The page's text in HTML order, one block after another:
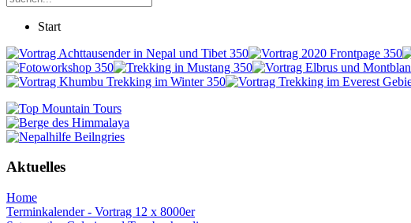
Start
Aktuelles
Home
Terminkalender - Vortrag 12 x 8000er